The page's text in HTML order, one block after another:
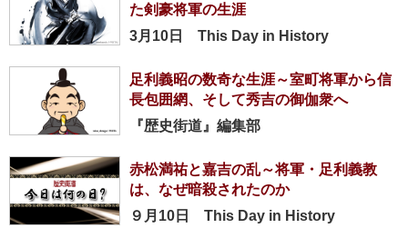
た剣豪将軍の生涯
3月10日 This Day in History
足利義昭の数奇な生涯～室町将軍から信
長包囲網、そして秀吉の御伽衆へ
『歴史街道』編集部
赤松満祐と嘉吉の乱～将軍・足利義教
は、なぜ暗殺されたのか
９月10日 This Day in History